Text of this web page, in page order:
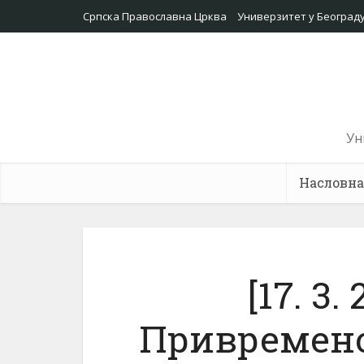
Српска Православна Црква Универзитет у
Насловна
[17. 3.